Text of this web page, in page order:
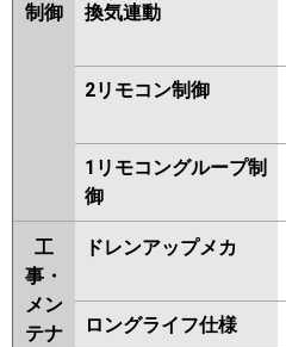
制御 換気連動
2リモコン制御
1リモコングループ制
御
工
事・
メン
テナ
ドレンアップメカ
ロングライフ仕様